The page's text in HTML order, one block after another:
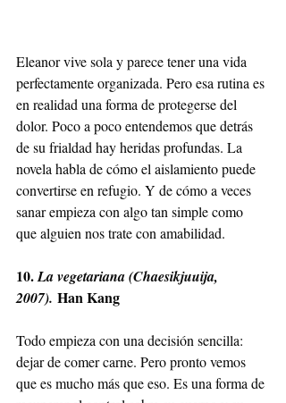
Eleanor vive sola y parece tener una vida
perfectamente organizada. Pero esa rutina es
en realidad una forma de protegerse del
dolor. Poco a poco entendemos que detrás
de su frialdad hay heridas profundas. La
novela habla de cómo el aislamiento puede
convertirse en refugio. Y de cómo a veces
sanar empieza con algo tan simple como
que alguien nos trate con amabilidad.
10. La vegetariana (Chaesikjuuija,
2007). Han Kang
Todo empieza con una decisión sencilla:
dejar de comer carne. Pero pronto vemos
que es mucho más que eso. Es una forma de